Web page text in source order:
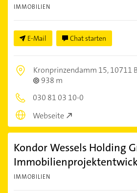
IMMOBILIEN
E-Mail Chat starten
Kronprinzendamm 15,10711
938 m
030 81 03 10-0
Webseite
Kondor Wessels Holding
IMMOBILIEN